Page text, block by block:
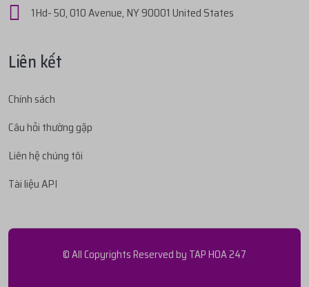
1Hd- 50, 010 Avenue, NY 90001 United States
Liên kết
Chính sách
Câu hỏi thường gặp
Liên hệ chúng tôi
Tài liệu API
© All Copyrights Reserved by TAP HOA 247